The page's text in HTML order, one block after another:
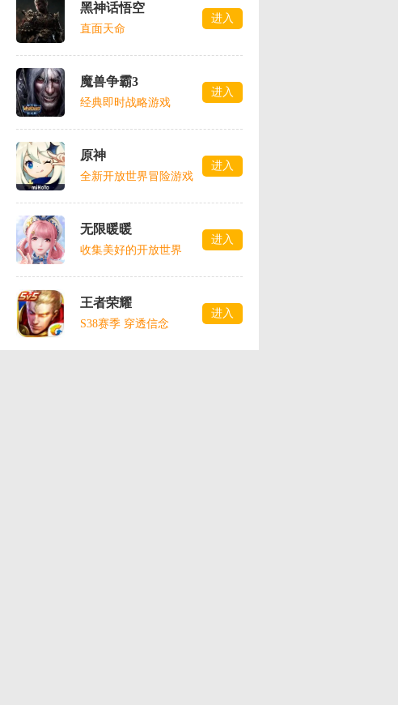
黑神话悟空
直面天命
进入
魔兽争霸3
经典即时战略游戏
进入
原神
全新开放世界冒险游戏
进入
无限暖暖
收集美好的开放世界
进入
王者荣耀
S38赛季 穿透信念
进入